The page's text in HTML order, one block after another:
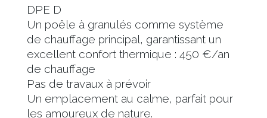
DPE D
Un poêle à granulés comme système
de chauffage principal, garantissant un
excellent confort thermique : 450 €/an
de chauffage
Pas de travaux à prévoir
Un emplacement au calme, parfait pour
les amoureux de nature.